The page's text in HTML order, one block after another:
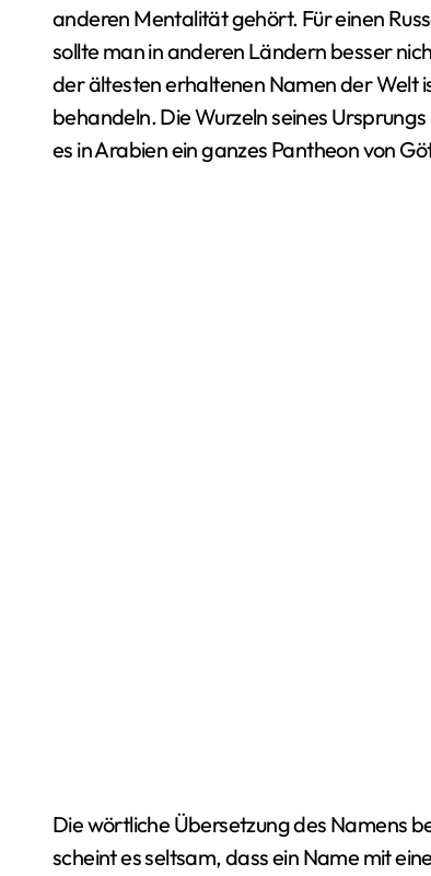
anderen Mentalität gehört. Für einen
sollte man in anderen Ländern besser
der ältesten erhaltenen Namen der Welt
behandeln. Die Wurzeln seines
es in Arabien ein ganzes Pantheon von
Die wörtliche Übersetzung des Namens
scheint es seltsam, dass ein Name mit